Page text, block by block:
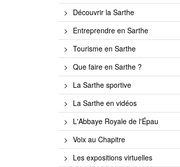
Découvrir la Sarthe
Entreprendre en Sarthe
Tourisme en Sarthe
Que faire en Sarthe ?
La Sarthe sportive
La Sarthe en vidéos
L'Abbaye Royale de l'Épau
Voix au Chapitre
Les expositions virtuelles